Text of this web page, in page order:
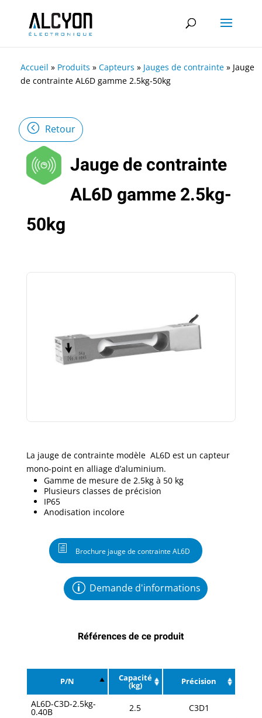
Accueil » Produits » Capteurs » Jauges de contrainte » Jauge
de contrainte AL6D gamme 2.5kg-50kg
Retour
Jauge de contrainte
AL6D gamme 2.5kg-
50kg
La jauge de contrainte modèle AL6D est un capteur
mono-point en alliage d’aluminium.
Gamme de mesure de 2.5kg à 50 kg
Plusieurs classes de précision
IP65
Anodisation incolore
Brochure jauge de contrainte AL6D
Demande d'informations
Références de ce produit
P/N Capacité
(kg) Précision
AL6D-C3D-2.5kg-
0.40B 2.5
C3D1